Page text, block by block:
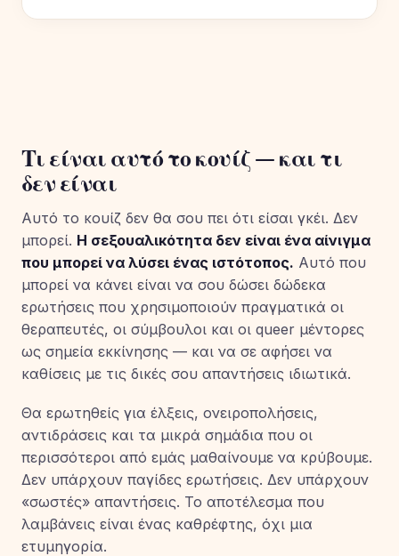
Τι είναι αυτό το κουίζ — και τι
δεν είναι
Αυτό το κουίζ δεν θα σου πει ότι είσαι γκέι. Δεν
μπορεί. Η σεξουαλικότητα δεν είναι ένα αίνιγμα
που μπορεί να λύσει ένας ιστότοπος. Αυτό που
μπορεί να κάνει είναι να σου δώσει δώδεκα
ερωτήσεις που χρησιμοποιούν πραγματικά οι
θεραπευτές, οι σύμβουλοι και οι queer μέντορες
ως σημεία εκκίνησης — και να σε αφήσει να
καθίσεις με τις δικές σου απαντήσεις ιδιωτικά.
Θα ερωτηθείς για έλξεις, ονειροπολήσεις,
αντιδράσεις και τα μικρά σημάδια που οι
περισσότεροι από εμάς μαθαίνουμε να κρύβουμε.
Δεν υπάρχουν παγίδες ερωτήσεις. Δεν υπάρχουν
«σωστές» απαντήσεις. Το αποτέλεσμα που
λαμβάνεις είναι ένας καθρέφτης, όχι μια
ετυμηγορία.